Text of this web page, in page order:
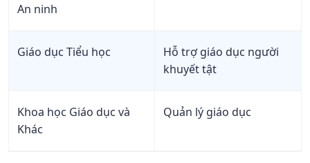
An ninh
Giáo dục Tiểu học
Hỗ trợ giáo dục người
khuyết tật
Khoa học Giáo dục và
Khác
Quản lý giáo dục